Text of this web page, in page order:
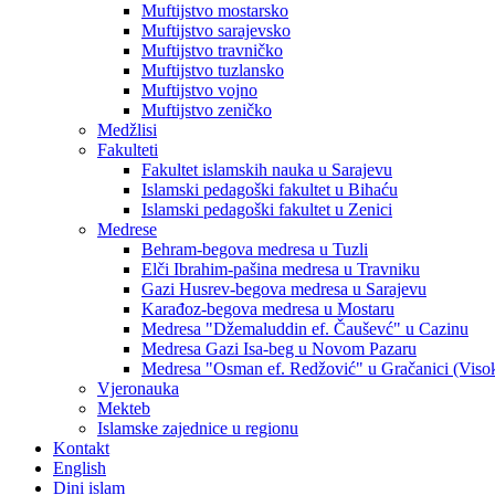
Muftijstvo mostarsko
Muftijstvo sarajevsko
Muftijstvo travničko
Muftijstvo tuzlansko
Muftijstvo vojno
Muftijstvo zeničko
Medžlisi
Fakulteti
Fakultet islamskih nauka u Sarajevu
Islamski pedagoški fakultet u Bihaću
Islamski pedagoški fakultet u Zenici
Medrese
Behram-begova medresa u Tuzli
Elči Ibrahim-pašina medresa u Travniku
Gazi Husrev-begova medresa u Sarajevu
Karađoz-begova medresa u Mostaru
Medresa "Džemaluddin ef. Čauševć" u Cazinu
Medresa Gazi Isa-beg u Novom Pazaru
Medresa "Osman ef. Redžović" u Gračanici
Vjeronauka
Mekteb
Islamske zajednice u regionu
Kontakt
English
Dini islam